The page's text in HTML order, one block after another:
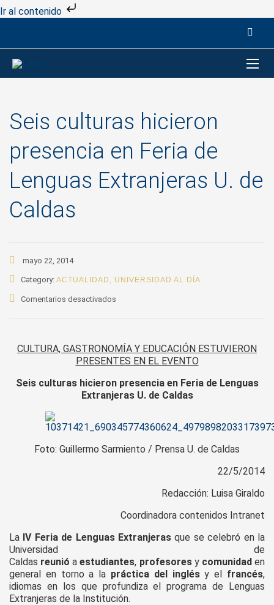
Ir al contenido
Seis culturas hicieron
presencia en Feria de
Lenguas Extranjeras U. de
Caldas
mayo 22, 2014
Category: ACTUALIDAD , UNIVERSIDAD AL DÍA
Comentarios desactivados
presencia
en
de
Lenguas
U.
Caldas
CULTURA, GASTRONOMÍA Y EDUCACIÓN ESTUVIERON
PRESENTES EN EL EVENTO
Seis culturas hicieron presencia en Feria de Lenguas
Extranjeras U. de Caldas
Foto: Guillermo Sarmiento / Prensa U. de Caldas
22/5/2014
Redacción: Luisa Giraldo
Coordinadora contenidos Intranet
La IV Feria de Lenguas Extranjerasque se celebró en la
Universidad de
Caldas reunióaestudiantes, profesoresy comunidaden
general en torno a la práctica del inglésy el francés,
idiomas en los que profundiza el programa de Lenguas
Extranjeras de la Institución.